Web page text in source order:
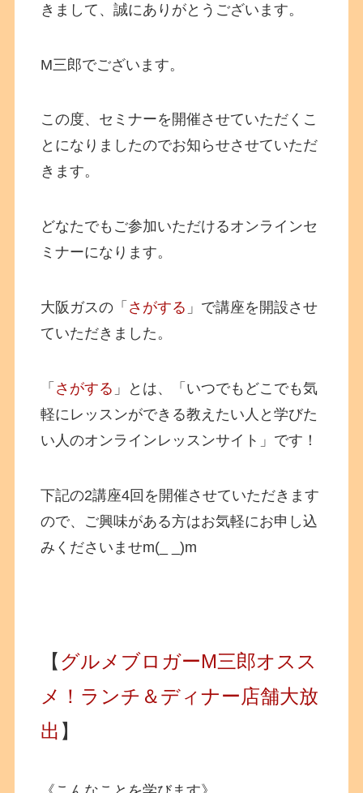
きまして、誠にありがとうございます。
M三郎でございます。
この度、セミナーを開催させていただくこ
とになりましたのでお知らせさせていただ
きます。
どなたでもご参加いただけるオンラインセ
ミナーになります。
大阪ガスの「 さがする 」で講座を開設させ
ていただきました。
「 さがする 」とは、「いつでもどこでも気
軽にレッスンができる教えたい人と学びた
い人のオンラインレッスンサイト」です！
下記の2講座4回を開催させていただきます
ので、ご興味がある方はお気軽にお申し込
みくださいませm(_ _)m
【 グルメブロガーM三郎オスス
メ！ランチ＆ディナー店舗大放
出 】